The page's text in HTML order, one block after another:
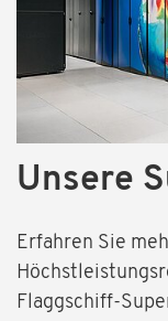
Unsere
Erfahren Sie
Flaggschiff-